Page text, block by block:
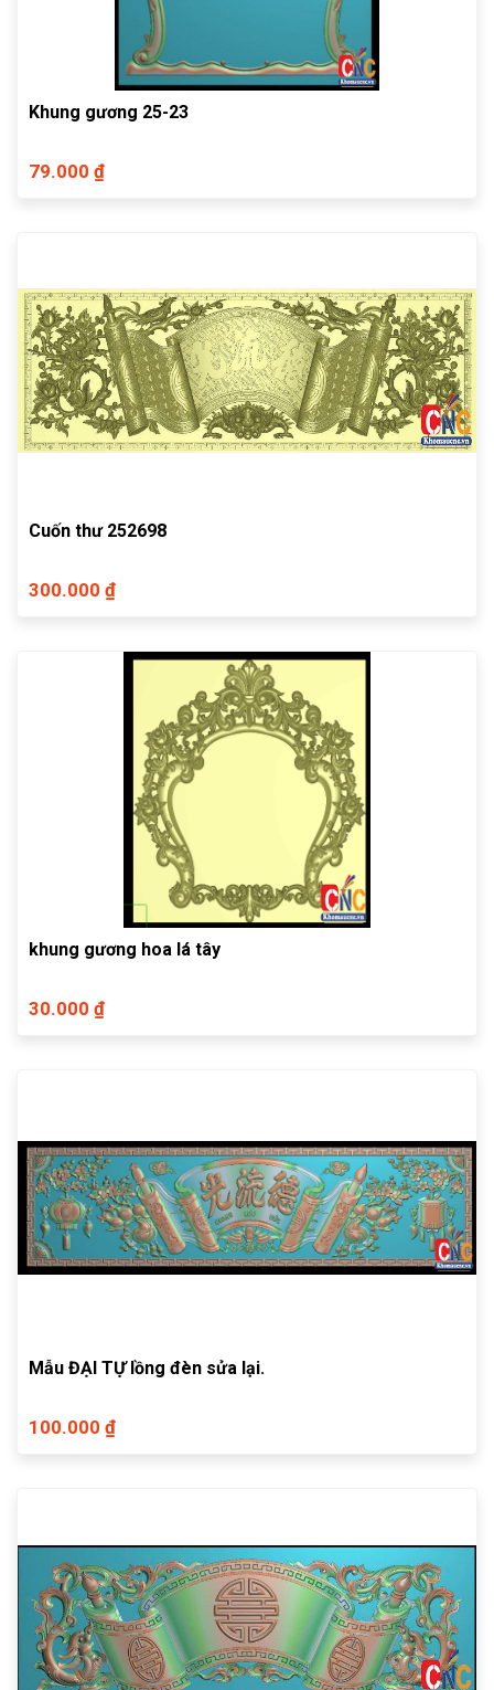
Khung gương 25-23
79.000 ₫
Cuốn thư 252698
300.000 ₫
khung gương hoa lá tây
30.000 ₫
Mẫu ĐẠI TỰ lồng đèn sửa lại.
100.000 ₫